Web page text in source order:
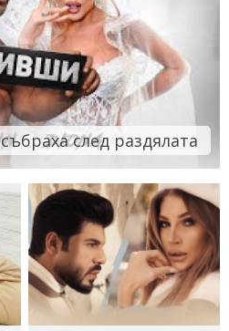
след раздялата